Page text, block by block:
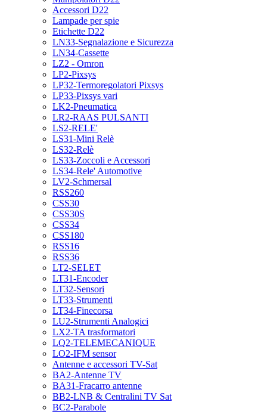
Accessori D22
Lampade per spie
Etichette D22
LN33-Segnalazione e Sicurezza
LN34-Cassette
LZ2 - Omron
LP2-Pixsys
LP32-Termoregolatori Pixsys
LP33-Pixsys vari
LK2-Pneumatica
LR2-RAAS PULSANTI
LS2-RELE'
LS31-Mini Relè
LS32-Relè
LS33-Zoccoli e Accessori
LS34-Rele' Automotive
LV2-Schmersal
RSS260
CSS30
CSS30S
CSS34
CSS180
RSS16
RSS36
LT2-SELET
LT31-Encoder
LT32-Sensori
LT33-Strumenti
LT34-Finecorsa
LU2-Strumenti Analogici
LX2-TA trasformatori
LQ2-TELEMECANIQUE
LO2-IFM sensor
Antenne e accessori TV-Sat
BA2-Antenne TV
BA31-Fracarro antenne
BB2-LNB & Centralini TV Sat
BC2-Parabole